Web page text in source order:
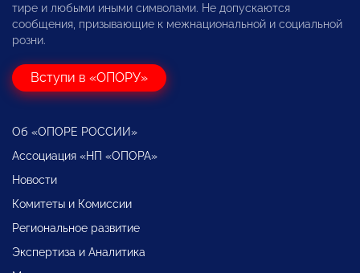
тире и любыми иными символами. Не допускаются
сообщения, призывающие к межнациональной и социальной
розни.
Вступи в «ОПОРУ»
Об «ОПОРЕ РОССИИ»
Ассоциация «НП «ОПОРА»
Новости
Комитеты и Комиссии
Региональное развитие
Экспертиза и Аналитика